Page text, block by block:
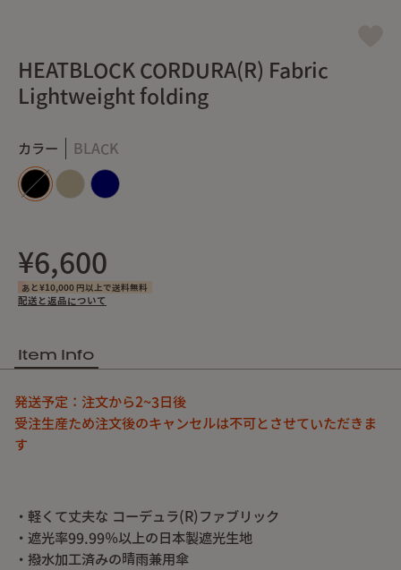
HEATBLOCK CORDURA(R) Fabric
Lightweight folding
カラー BLACK
¥6,600
あと¥10,000 円以上で送料無料
配送と返品について
Item Info
発送予定：注文から2~3日後
受注生産ため注文後のキャンセルは不可とさせていただきま
す
・軽くて丈夫な コーデュラ(R)ファブリック
・遮光率99.99％以上の日本製遮光生地
・撥水加工済みの晴雨兼用傘